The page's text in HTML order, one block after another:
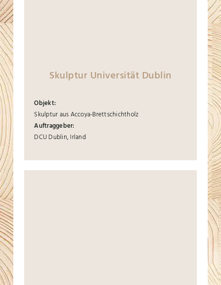
Skulptur Universität Dublin
Objekt:
Skulptur aus Accoya-Brettschichtholz
Auftraggeber:
DCU Dublin, Irland